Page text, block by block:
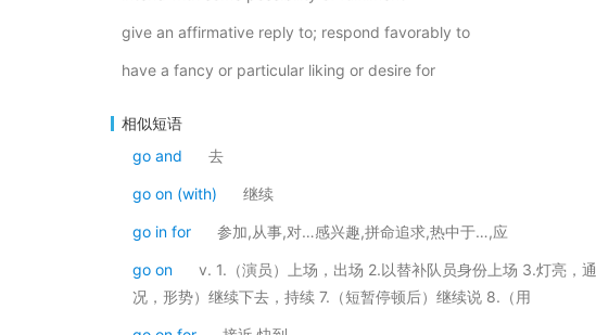
give an affirmative reply to; respond favorably to
have a fancy or particular liking or desire for
相似短语
go and
去
go on (with) 继续
go in for 参加,从事,对…感兴趣,拼命追求,热中于…,应
go on
v. 1.（演员）上场，出场 2.以替补队员身份上场 3.灯亮，
况，形势）继续下去，持续 7.（短暂停顿后）继续说 8.（用